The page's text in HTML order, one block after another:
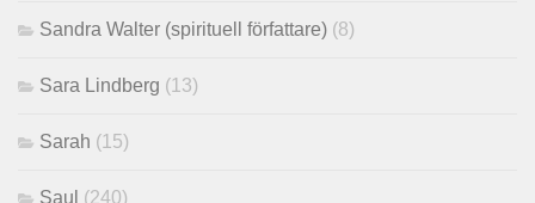
Sandra Walter (spirituell författare) (8)
Sara Lindberg (13)
Sarah (15)
Saul (240)